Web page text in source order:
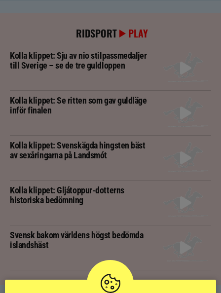
RIDSPORT PLAY
Kolla klippet: Sju av nio stilpassmedaljer
till Sverige – se de tre guldloppen
Kolla klippet: Se ritten som gav guldläge
inför finalen
Kolla klippet: Svenskägda hingsten bäst
av sexåringarna på Landsmót
Kolla klippet: Gljátoppur-dotterns
historiska bedömning
Svensk bakom världens högst bedömda
islandshäst